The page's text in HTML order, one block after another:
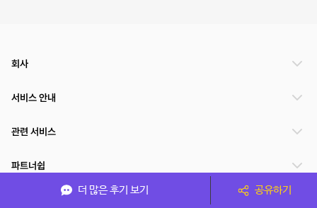
더 많은 후기 보기 공유하기
회사
서비스 안내
관련 서비스
파트너쉽
서비스 제공 국가